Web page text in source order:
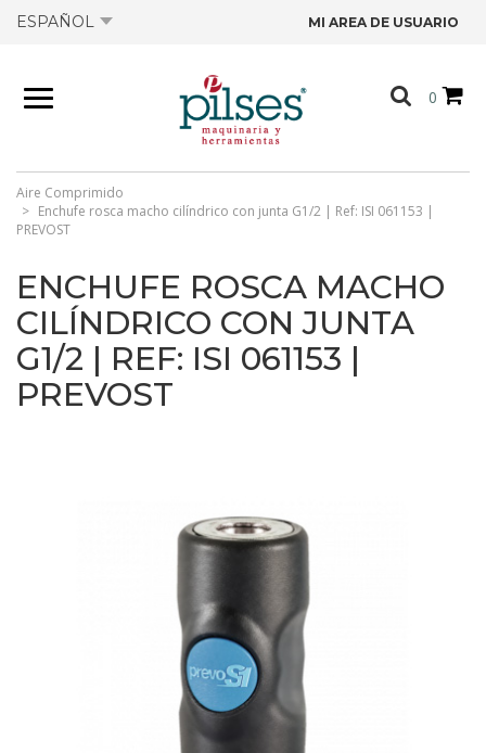
ESPAÑOL MI AREA DE USUARIO
0
PRODUCTOS
TIENDA
CATÁLOGOS
CONTACTO
Aire Comprimido
Enchufe rosca macho cilíndrico con junta G1/2 | Ref: ISI 061153 |
PREVOST
ENCHUFE ROSCA MACHO
CILÍNDRICO CON JUNTA
G1/2 | REF: ISI 061153 |
PREVOST